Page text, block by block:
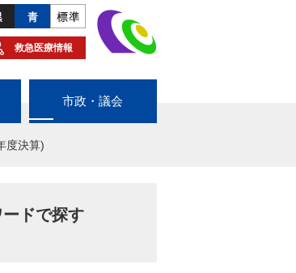
救急医療情報
市政・議会
度決算)
ードで探す